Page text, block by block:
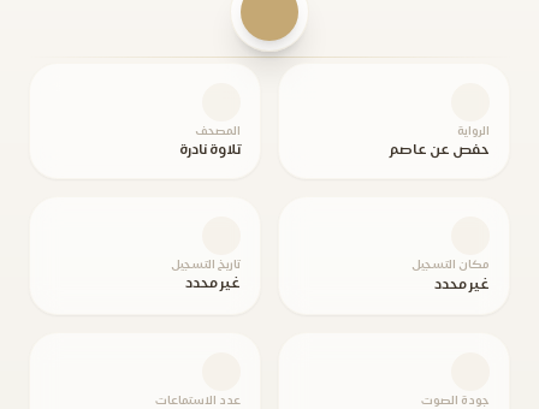
الرواية
حفص عن عاصم
المصحف
تلاوة نادرة
مكان التسجيل
غير محدد
تاريخ التسجيل
غير محدد
جودة الصوت عدد الاستماعات